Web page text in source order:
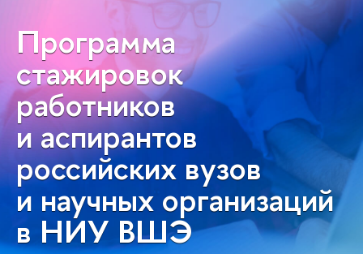
Программа
стажировок
работников
и аспирантов
российских вузов
и научных организаций
в НИУ ВШЭ